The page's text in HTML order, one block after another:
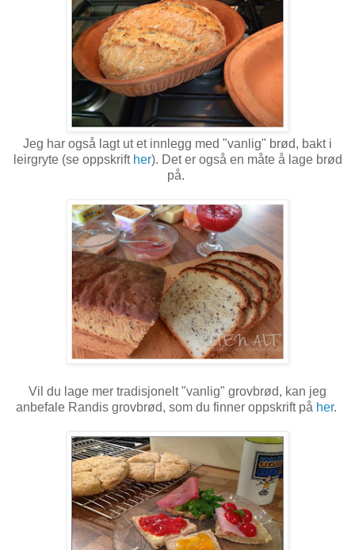
Jeg har også lagt ut et innlegg med "vanlig" brød, bakt i
leirgryte (se oppskrift her). Det er også en måte å lage brød
på.
Vil du lage mer tradisjonelt "vanlig" grovbrød, kan jeg
anbefale Randis grovbrød, som du finner oppskrift på her.